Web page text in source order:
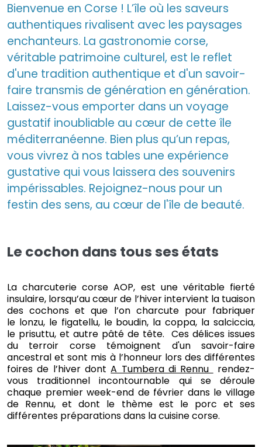
Bienvenue en Corse ! L’île où les saveurs
authentiques rivalisent avec les paysages
enchanteurs. La gastronomie corse,
véritable patrimoine culturel, est le reflet
d'une tradition authentique et d'un savoir-
faire transmis de génération en génération.
Laissez-vous emporter dans un voyage
gustatif inoubliable au cœur de cette île
méditerranéenne. Bien plus qu’un repas,
vous vivrez à nos tables une expérience
gustative qui vous laissera des souvenirs
impérissables. Rejoignez-nous pour un
festin des sens, au cœur de l'île de beauté.
Le cochon dans tous ses états
La charcuterie corse AOP, est une véritable fierté
insulaire, lorsqu’au cœur de l’hiver intervient la tuaison
des cochons et que l’on charcute pour fabriquer
le lonzu, le figatellu, le boudin, la coppa, la salciccia,
le prisuttu, et autre pâté de tête. Ces délices issues
du terroir corse témoignent d'un savoir-faire
ancestral et sont mis à l’honneur lors des différentes
foires de l’hiver dontA Tumbera di Rennu
rendez-
vous traditionnel incontournable qui se déroule
chaque premier week-end de février dans le village
de Rennu, et dont le thème est le porc et ses
différentes préparations dans la cuisine corse.